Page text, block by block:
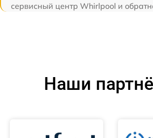
сервисный центр Whirlpool и
Наши